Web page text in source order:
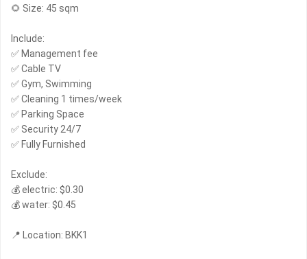
🌻 Size: 45 sqm
Include:
✅ Management fee
✅ Cable TV
✅ Gym, Swimming
✅ Cleaning 1 times/week
✅ Parking Space
✅ Security 24/7
✅ Fully Furnished
Exclude:
💰 electric: $0.30
💰 water: $0.45
📍 Location: BKK1